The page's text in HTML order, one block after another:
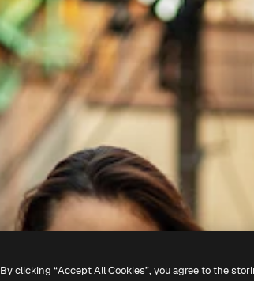
By clicking “Accept All Cookies”, you agree to the